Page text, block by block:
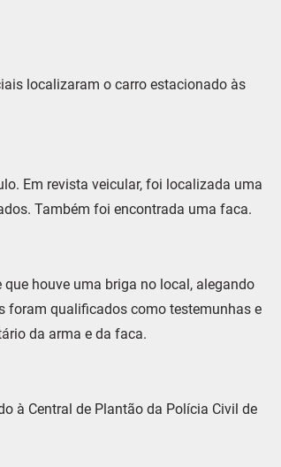
localizaram o carro estacionado às
Em revista veicular, foi localizada uma
Também foi encontrada uma faca.
houve uma briga no local, alegando
foram qualificados como testemunhas e
da arma e da faca.
à Central de Plantão da Polícia Civil de